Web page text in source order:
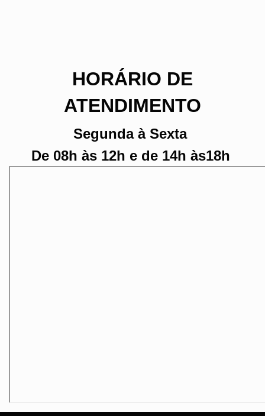
HORÁRIO DE
ATENDIMENTO
Segunda à Sexta
De 08h às 12h e de 14h às18h